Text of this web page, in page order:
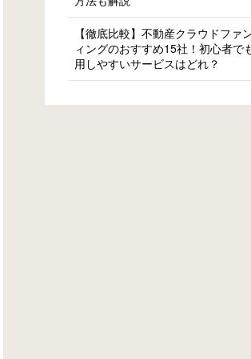
【徹底比較】不動産クラウドファ
ィングのおすすめ15社！初心者で
用しやすいサービスはどれ？